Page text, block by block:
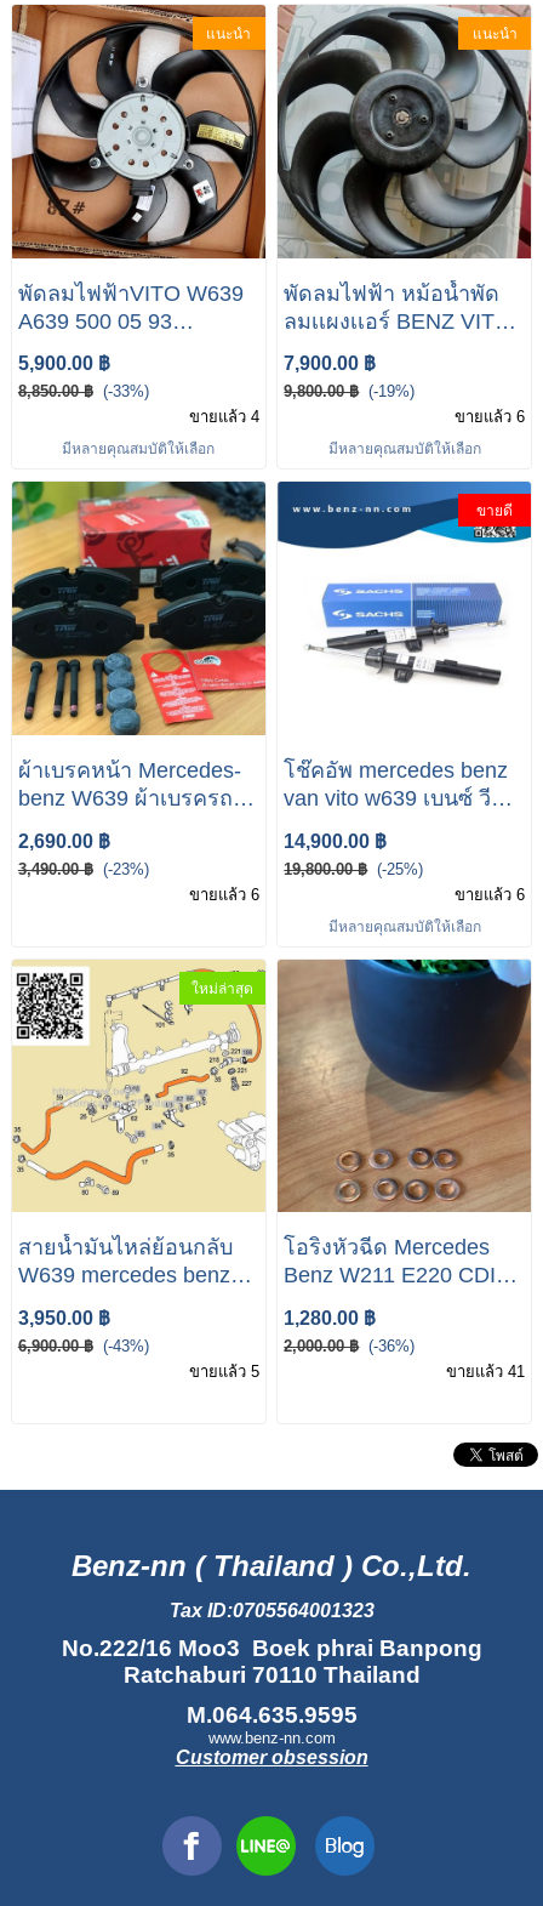
แนะนำ
พัดลมไฟฟ้าVITO W639
A639 500 05 93
RADIATOR FAN
MERCEDES-BENZ
VITO W639
5,900.00 ฿
8,850.00 ฿ (-33%)
ขายแล้ว 4
มีหลายคุณสมบัติให้เลือก
แนะนำ
พัดลมไฟฟ้า หม้อน้ำพัด
ลมเเผงเเอร์ BENZ VITO
W639 A639 500 10 93
7,900.00 ฿
9,800.00 ฿ (-19%)
ขายแล้ว 6
มีหลายคุณสมบัติให้เลือก
ผ้าเบรคหน้า Mercedes-
benz W639 ผ้าเบรครถ
ตรงรุ่น อะไหล่แท้
2,690.00 ฿
3,490.00 ฿ (-23%)
ขายแล้ว 6
ขายดี
โช๊คอัพ mercedes benz
van vito w639 เบนซ์ วีโต้
14,900.00 ฿
19,800.00 ฿ (-25%)
ขายแล้ว 6
มีหลายคุณสมบัติให้เลือก
ใหม่ล่าสุด
สายน้ำมันไหล่ย้อนกลับ
W639 mercedes benz
W639 OM646 Engine
#สายน้ำมันไหล่ย้อน
กลับW639 #Vito639
3,950.00 ฿
6,900.00 ฿ (-43%)
ขายแล้ว 5
โอริงหัวฉีด Mercedes
Benz W211 E220 CDI
(ดีเซล M646 M611)
W203 W211 W639
W163 W164
1,280.00 ฿
2,000.00 ฿ (-36%)
ขายแล้ว 41
Benz-nn ( Thailand ) Co.,Ltd.
Tax ID:0705564001323
No.222/16 Moo3 Boek phrai Banpong
Ratchaburi 70110 Thailand
M.064.635.9595
www.benz-nn.com
Customer obsession